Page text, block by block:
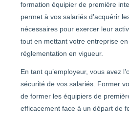
formation équipier de première
permet à vos salariés d’acquérir
nécessaires pour exercer leur
tout en mettant votre entreprise
réglementation en vigueur.
En tant qu’employeur, vous avez
sécurité de vos salariés. Former
de former les équipiers de
efficacement face à un départ de